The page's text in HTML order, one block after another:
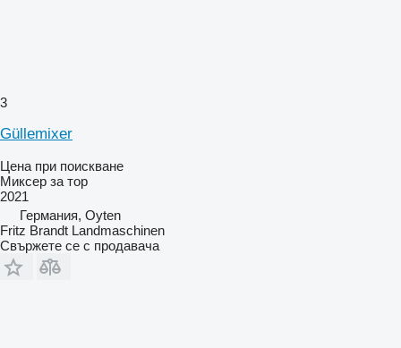
3
Güllemixer
Цена при поискване
Миксер за тор
2021
Германия, Oyten
Fritz Brandt Landmaschinen
Свържете се с продавача